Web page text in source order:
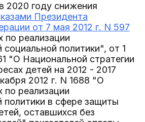
2020 году снижения
Президента
от 7 мая 2012 г. N 597
по реализации
социальной политики", от 1
"О Национальной стратегии
детей на 2012 - 2017
2012 г. N 1688 "О
по реализации
политики в сфере защиты
оставшихся без